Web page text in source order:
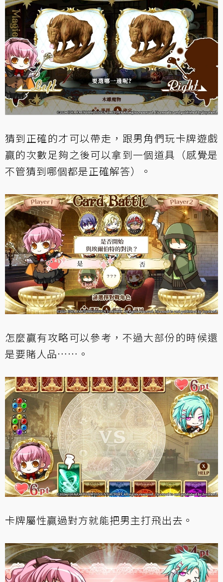
猜到正確的才可以帶走，跟男角們玩卡牌遊戲
贏的次數足夠之後可以拿到一個道具（感覺是
不管猜到哪個都是正確解答）。
怎麼贏有攻略可以參考，不過大部份的時候還
是要賭人品……。
卡牌屬性贏過對方就能把男主打飛出去。